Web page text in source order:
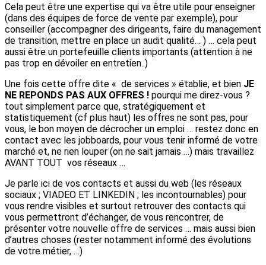
Cela peut être une expertise qui va être utile pour enseigner
(dans des équipes de force de vente par exemple), pour
conseiller (accompagner des dirigeants, faire du management
de transition, mettre en place un audit qualité… ) … cela peut
aussi être un portefeuille clients importants (attention à ne
pas trop en dévoiler en entretien..)
Une fois cette offre dite « de services » établie, et bien JE
NE REPONDS PAS AUX OFFRES ! pourqui me direz-vous ?
tout simplement parce que, stratégiquement et
statistiquement (cf plus haut) les offres ne sont pas, pour
vous, le bon moyen de décrocher un emploi … restez donc en
contact avec les jobboards, pour vous tenir informé de votre
marché et, ne rien louper (on ne sait jamais …) mais travaillez
AVANT TOUT vos réseaux …
Je parle ici de vos contacts et aussi du web (les réseaux
sociaux ; VIADEO ET LINKEDIN ; les incontournables) pour
vous rendre visibles et surtout retrouver des contacts qui
vous permettront d’échanger, de vous rencontrer, de
présenter votre nouvelle offre de services … mais aussi bien
d’autres choses (rester notamment informé des évolutions
de votre métier, …)